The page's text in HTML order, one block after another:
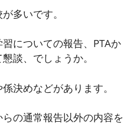
多いです。
についての報告、PTAか
談、でしょうか。
決めなどがあります。
の通常報告以外の内容を